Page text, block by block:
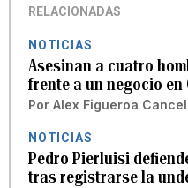
RELACIONADAS
NOTICIAS
Asesinan a cuatro
frente a un negocio en
Por Alex Figueroa Cancel
NOTICIAS
Pedro Pierluisi
tras registrarse la